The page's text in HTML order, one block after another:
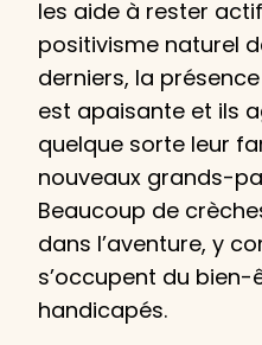
les aide à rester
positivisme naturel
derniers, la
est apaisante et ils
quelque sorte leur
nouveaux grands-
Beaucoup de
dans l’aventure, y
s’occupent du bien-
handicapés.